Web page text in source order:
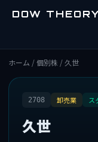
DOW
ホーム /個別株 / 久世
2708 卸売業 ス
久世